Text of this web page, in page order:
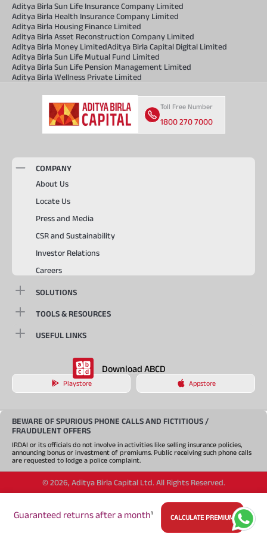
Guaranteed returns after a month¹ CALCULATE PREMIUM
Aditya Birla Sun Life Insurance Company Limited
Aditya Birla Health Insurance Company Limited
Aditya Birla Housing Finance Limited
Aditya Birla Asset Reconstruction Company Limited
Aditya Birla Money LimitedAditya Birla Capital Digital Limited
Aditya Birla Sun Life Mutual Fund Limited
Aditya Birla Sun Life Pension Management Limited
Aditya Birla Wellness Private Limited
Toll Free Number
1800 270 7000
COMPANY
About Us
Locate Us
Press and Media
CSR and Sustainability
Investor Relations
Careers
SOLUTIONS
TOOLS & RESOURCES
USEFUL LINKS
Download ABCD
Playstore Appstore
BEWARE OF SPURIOUS PHONE CALLS AND FICTITIOUS /
FRAUDULENT OFFERS
IRDAI or its officials do not involve in activities like selling insurance policies,
announcing bonus or investment of premiums. Public receiving such phone calls
are requested to lodge a police complaint.
© 2026, Aditya Birla Capital Ltd. All Rights Reserved.